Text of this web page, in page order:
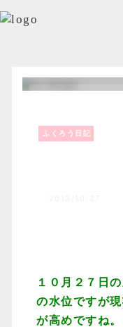
ふくろう日記
１０月２７日
の水位ですが
が高めですね